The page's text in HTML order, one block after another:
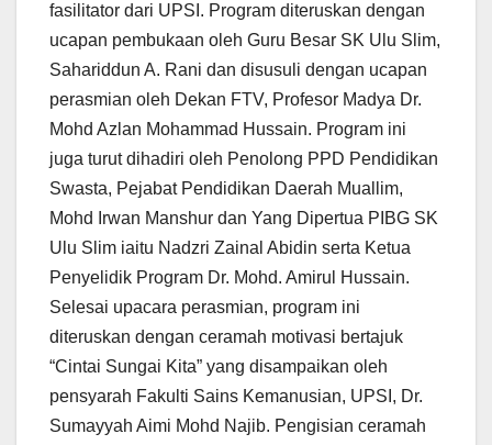
fasilitator dari UPSI. Program diteruskan dengan
ucapan pembukaan oleh Guru Besar SK Ulu Slim,
Sahariddun A. Rani dan disusuli dengan ucapan
perasmian oleh Dekan FTV, Profesor Madya Dr.
Mohd Azlan Mohammad Hussain. Program ini
juga turut dihadiri oleh Penolong PPD Pendidikan
Swasta, Pejabat Pendidikan Daerah Muallim,
Mohd Irwan Manshur dan Yang Dipertua PIBG SK
Ulu Slim iaitu Nadzri Zainal Abidin serta Ketua
Penyelidik Program Dr. Mohd. Amirul Hussain.
Selesai upacara perasmian, program ini
diteruskan dengan ceramah motivasi bertajuk
“Cintai Sungai Kita” yang disampaikan oleh
pensyarah Fakulti Sains Kemanusian, UPSI, Dr.
Sumayyah Aimi Mohd Najib. Pengisian ceramah